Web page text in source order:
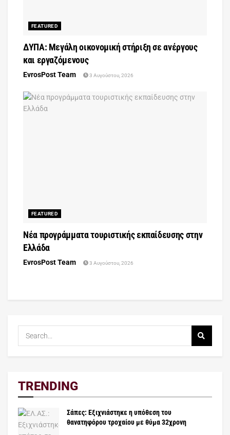
FEATURED
ΔΥΠΑ: Μεγάλη οικονομική στήριξη σε ανέργους
και εργαζόμενους
EvrosPost Team 3 Αυγούστου, 2026
FEATURED
Νέα προγράμματα τουριστικής εκπαίδευσης στην
Ελλάδα
EvrosPost Team 3 Αυγούστου, 2026
TRENDING
Σάπες: Εξιχνιάστηκε η υπόθεση του
θανατηφόρου τροχαίου με θύμα 32χρονη